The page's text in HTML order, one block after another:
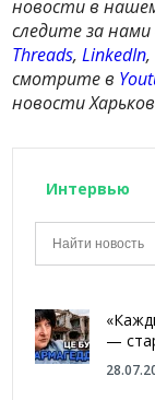
новости в
следите за
Threads,LinkedIn,
смотрите в
новости
Интервью
—